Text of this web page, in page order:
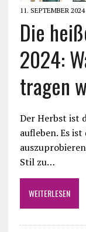
11. SEPTEMBER 2024
Die
2024:
tragen
Der Herbst ist
aufleben. Es
Stil zu…
WEITERLESEN